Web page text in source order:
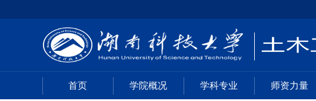
首页 学院概况 学科专业 师资力量